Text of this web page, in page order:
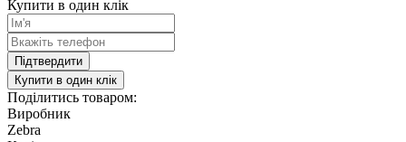
Купити в один клік
Підтвердити
Купити в один клік
Поділитись товаром:
Виробник
Zebra